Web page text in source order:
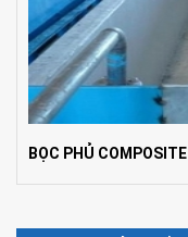
BỌC PHỦ COMPOSITE